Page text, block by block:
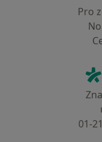
Pro
01-